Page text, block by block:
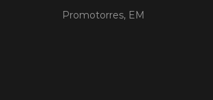
Promotorres, EM